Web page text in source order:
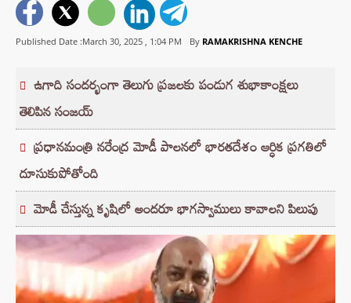
Published Date :March 30, 2025 , 1:04 PM By RAMAKRISHNA KENCHE
ఉగాది సందర్భంగా తెలుగు ప్రజలకు పండుగ శుభాకాంక్షలు
తెలిపిన సంజయ్
ప్రధానమంత్రి నరేంద్ర మోడీ పాలనలో భారతదేశం ఆర్ధిక ప్రగతిలో
దూసుకుపోతోంది
మోడీ చేస్తున్న కృషిలో అందరూ భాగస్వాములు కావాలని పిలుపు